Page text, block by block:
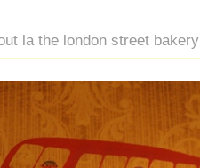
la the london street bakery